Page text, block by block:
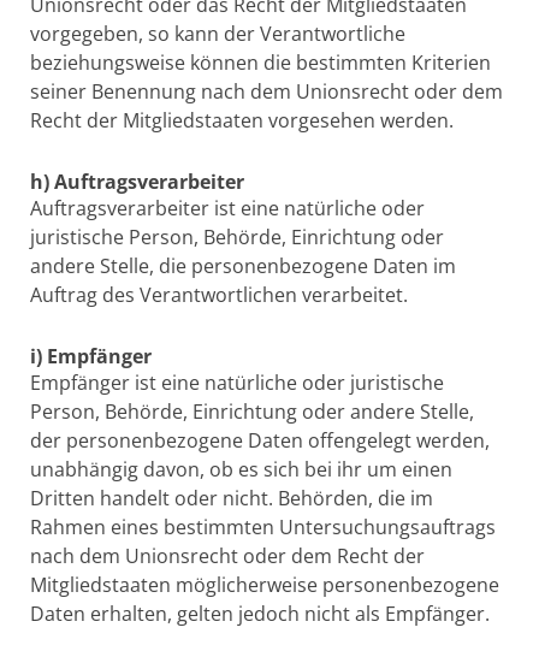
vorgegeben, so kann der Verantwortliche
beziehungsweise können die bestimmten Kriterien
seiner Benennung nach dem Unionsrecht oder dem
Recht der Mitgliedstaaten vorgesehen werden.
h) Auftragsverarbeiter
Auftragsverarbeiter ist eine natürliche oder
juristische Person, Behörde, Einrichtung oder
andere Stelle, die personenbezogene Daten im
Auftrag des Verantwortlichen verarbeitet.
i) Empfänger
Empfänger ist eine natürliche oder juristische
Person, Behörde, Einrichtung oder andere Stelle,
der personenbezogene Daten offengelegt werden,
unabhängig davon, ob es sich bei ihr um einen
Dritten handelt oder nicht. Behörden, die im
Rahmen eines bestimmten Untersuchungsauftrags
nach dem Unionsrecht oder dem Recht der
Mitgliedstaaten möglicherweise personenbezogene
Daten erhalten, gelten jedoch nicht als Empfänger.